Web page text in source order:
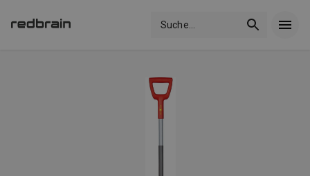
Suche